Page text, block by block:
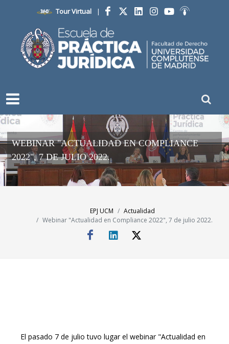
Tour Virtual |
Facebook
WEBINAR "ACTUALIDAD EN COMPLIANCE
2022", 7 DE JULIO 2022.
EPJ UCM
Actualidad
Webinar "Actualidad en Compliance 2022", 7 de julio 2022.
El pasado 7 de julio tuvo lugar el webinar "Actualidad en